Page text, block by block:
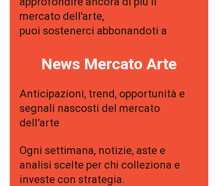
mercato dell'arte,
puoi sostenerci abbonandoti a
News Mercato Arte
Anticipazioni, trend, opportunità e
segnali nascosti del mercato
dell’arte
Ogni settimana, notizie, aste e
analisi scelte per chi colleziona e
investe con strategia.